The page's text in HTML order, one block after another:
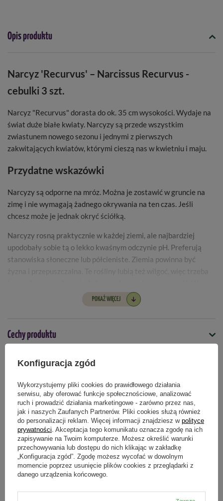
Opis produktu
Narcyz 'Recurvus' – Narcissus Recurvus -
cebulki 3 szt.
Narcyz "Recurvus" dorasta do ok. 35 cm wysokości. Wydaje na
świat duże białe kwiaty. Narcyzy są przede wszystkim
zwiastunem nowego sezonu i jednymi z pierwszych
zakwitających kwiatów, którymi cieszą nas w kwietniu i maju.
Przydatne wskazówki
Narcyzy są odporne na mróz. Można je zostawić w gruncie na
zimę i nie wymagają żadnego okrywania na ten czas. Jeśli
chcesz może je jednak okryć ściółką.
Narcyzy rosną praktycznie w każdej ziemi, ale najbardziej
upodobały sobie tą o lekko kwaśnym odczynie pH. Preferują
stanowiska słoneczne lub półcieniste. Ziemia powinna być
przesadzać je raz na 4-5 lat.
można wkomponować w ogródku skalnym. Bardzo często
bukietów.
Termin sadzenia
Sadzenie do gruntu:wrzesień, październik
Ważne informacje
Zawartość opakowania:3 cebule
Wysokość kwiatów: 35 cm
Długość życia:wieloletnie
POKAŻ WIĘCEJ
Cechy produktu
Symbol
Termin sadzenia
jesień
Pytania klientów
Opinie naszych klientów
Produkty powiązane
Konfiguracja zgód
Wykorzystujemy pliki cookies do prawidłowego działania
serwisu, aby oferować funkcje społecznościowe, analizować
ruch i prowadzić działania marketingowe - zarówno przez nas,
jak i naszych Zaufanych Partnerów. Pliki cookies służą również
do personalizacji reklam. Więcej informacji znajdziesz w polityce
prywatności . Akceptacja tego komunikatu oznacza zgodę na ich
zapisywanie na Twoim komputerze. Możesz określić warunki
przechowywania lub dostępu do nich klikając w zakładkę
„Konfiguracja zgód”. Zgodę możesz wycofać w dowolnym
momencie poprzez usunięcie plików cookies z przeglądarki z
danego urządzenia końcowego.